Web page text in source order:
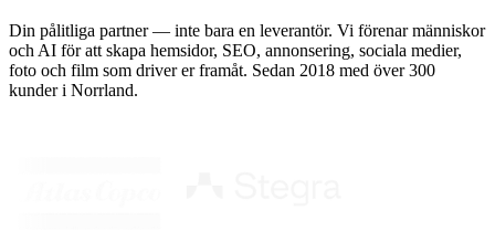
Din pålitliga partner — inte bara en leverantör. Vi förenar människor
och AI för att skapa hemsidor, SEO, annonsering, sociala medier,
foto och film som driver er framåt. Sedan 2018 med över 300
kunder i Norrland.